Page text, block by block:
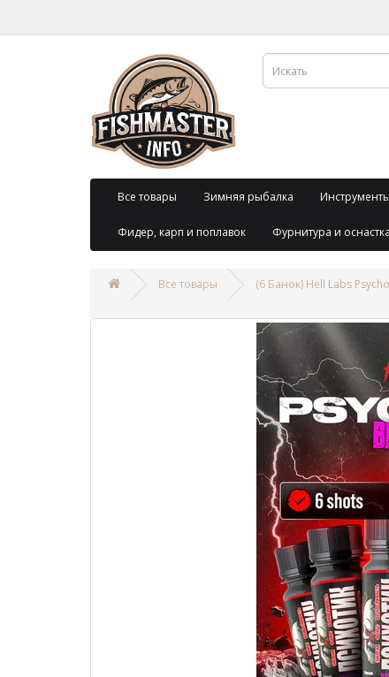
Все товары Зимняя рыбалка
Фидер, карп и поплавок Фурнитура и оснастка
Все товары (6 Банок) Hell Labs